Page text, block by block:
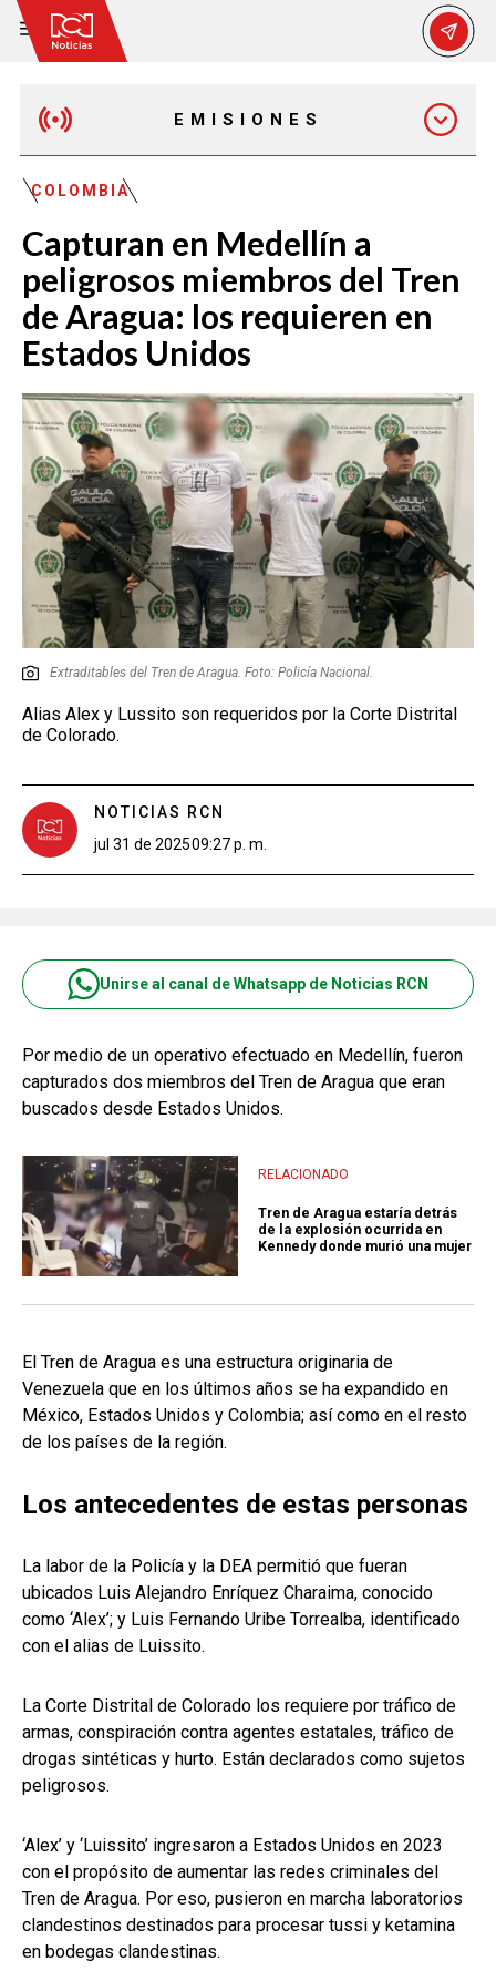
EMISIONES
EMISIÓN 7:00 PM
COLOMBIA
Capturan en Medellín a
peligrosos miembros del Tren
de Aragua: los requieren en
Estados Unidos
Extraditables del Tren de Aragua. Foto: Policía Nacional.
Alias Alex y Lussito son requeridos por la Corte Distrital
de Colorado.
NOTICIAS RCN
jul 31 de 202509:27 p. m.
Unirse al canal de Whatsapp de Noticias RCN
Por medio de un operativo efectuado en Medellín, fueron
capturados dos miembros del Tren de Aragua que eran
buscados desde Estados Unidos.
RELACIONADO
Tren de Aragua estaría detrás
de la explosión ocurrida en
Kennedy donde murió una mujer
El Tren de Aragua es una estructura originaria de
Venezuela que en los últimos años se ha expandido en
México, Estados Unidos y Colombia; así como en el resto
de los países de la región.
Los antecedentes de estas personas
La labor de la Policía y la DEA permitió que fueran
ubicados Luis Alejandro Enríquez Charaima, conocido
como ‘Alex’; y Luis Fernando Uribe Torrealba, identificado
con el alias de Luissito.
La Corte Distrital de Colorado los requiere por tráfico de
armas, conspiración contra agentes estatales, tráfico de
drogas sintéticas y hurto. Están declarados como sujetos
peligrosos.
‘Alex’ y ‘Luissito’ ingresaron a Estados Unidos en 2023
con el propósito de aumentar las redes criminales del
Tren de Aragua. Por eso, pusieron en marcha laboratorios
clandestinos destinados para procesar tussi y ketamina
en bodegas clandestinas.